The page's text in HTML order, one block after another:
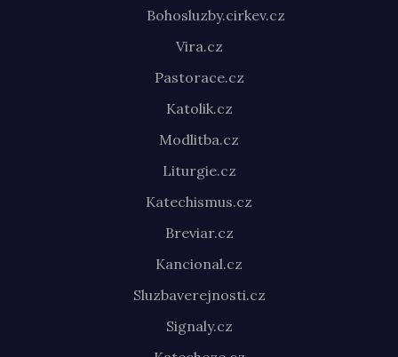
Bohosluzby.cirkev.cz
Vira.cz
Pastorace.cz
Katolik.cz
Modlitba.cz
Liturgie.cz
Katechismus.cz
Breviar.cz
Kancional.cz
Sluzbaverejnosti.cz
Signaly.cz